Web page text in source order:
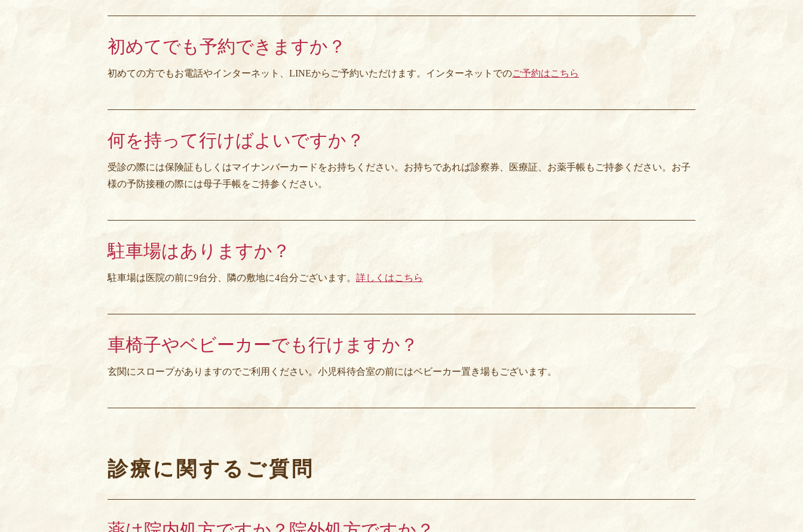
初めてでも予約できますか？
初めての方でもお電話やインターネット、LINEからご予約いただけます。インターネットでのご予約はこちら
何を持って行けばよいですか？
受診の際には保険証もしくはマイナンバーカードをお持ちください。お持ちであれば診察券、医療証、お薬手帳もご持参ください。お子
様の予防接種の際には母子手帳をご持参ください。
駐車場はありますか？
駐車場は医院の前に9台分、隣の敷地に4台分ございます。 詳しくはこちら
車椅子やベビーカーでも行けますか？
玄関にスロープがありますのでご利用ください。小児科待合室の前にはベビーカー置き場もございます。
診療に関するご質問